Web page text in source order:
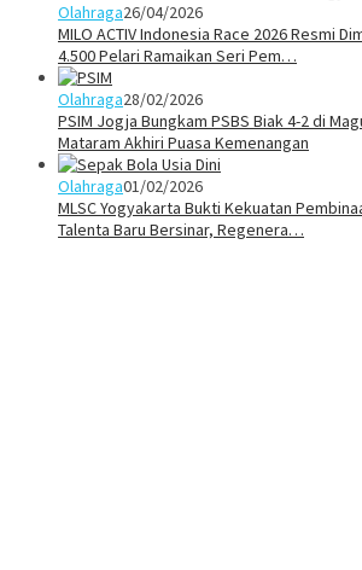
Olahraga26/04/2026
MILO ACTIV Indonesia Race 2026 Resmi
4.500 Pelari Ramaikan Seri Pem…
Olahraga28/02/2026
PSIM Jogja Bungkam PSBS Biak 4-2 di
Mataram Akhiri Puasa Kemenangan
Olahraga01/02/2026
MLSC Yogyakarta Bukti Kekuatan
Talenta Baru Bersinar, Regenera…